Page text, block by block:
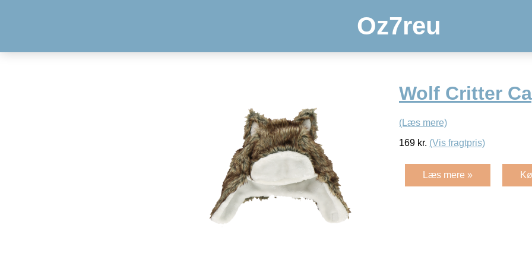
Oz7reu
Wolf Critter
(Læs mere)
169 kr. (Vis fragtpris)
Læs mere »